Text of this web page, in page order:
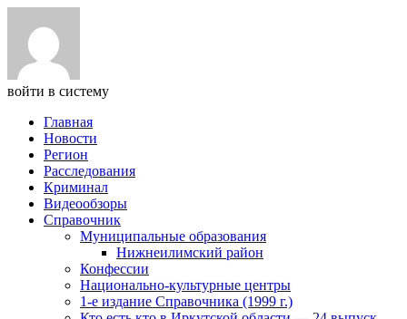
войти в систему
Главная
Новости
Регион
Расследования
Криминал
Видеообзоры
Справочник
Муниципальные образования
Нижнеилимский район
Конфессии
Национально-культурные центры
1-е издание Справочника (1999 г.)